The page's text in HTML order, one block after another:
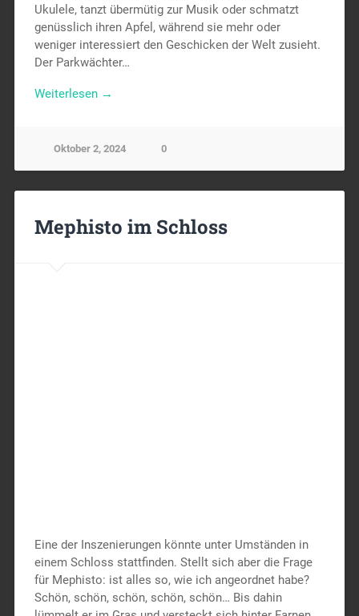
Ukulele, tanzt übermütig zur Musik oder schmatzt
genüsslich ihren Apfel, während sie mehr oder
weniger interessiert den Geschicken der Welt zusieht.
Der Parkwächter…
Weiterlesen →
Oktober 2, 2024 0
Mephisto im Schloss
Eine der Inszenierungen könnte unter Umständen in
einem Schloss stattfinden. Stellt sich aber die Frage
für Mephisto: ist alles so, wie ich angeordnet habe?
Schön, schön, schön, schön, schön… Bis dahin